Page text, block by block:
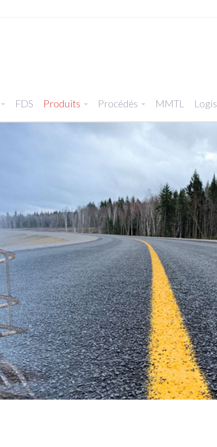
FDS Produits Procédés MMTL